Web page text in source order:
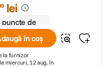
lei
puncte de
în coș
la furnizor
miercuri, 12 aug. în